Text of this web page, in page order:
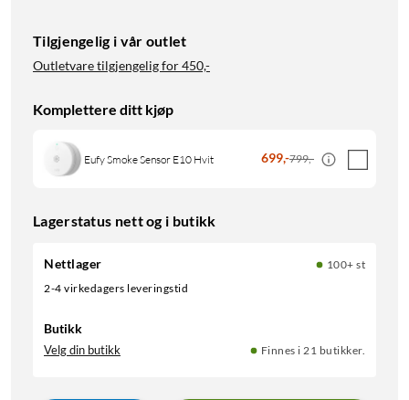
Tilgjengelig i vår outlet
Outletvare tilgjengelig for450,-
Komplettere ditt kjøp
Eufy Smoke Sensor E10 Hvit 699,-799,-
Lagerstatus nett og i butikk
Nettlager
100+ st
2-4 virkedagers leveringstid
Butikk
Velg din butikk Finnes i 21 butikker.